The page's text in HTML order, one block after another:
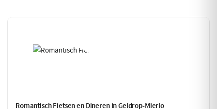
Romantisch Fietsen en Dineren in Geldrop-Mierlo